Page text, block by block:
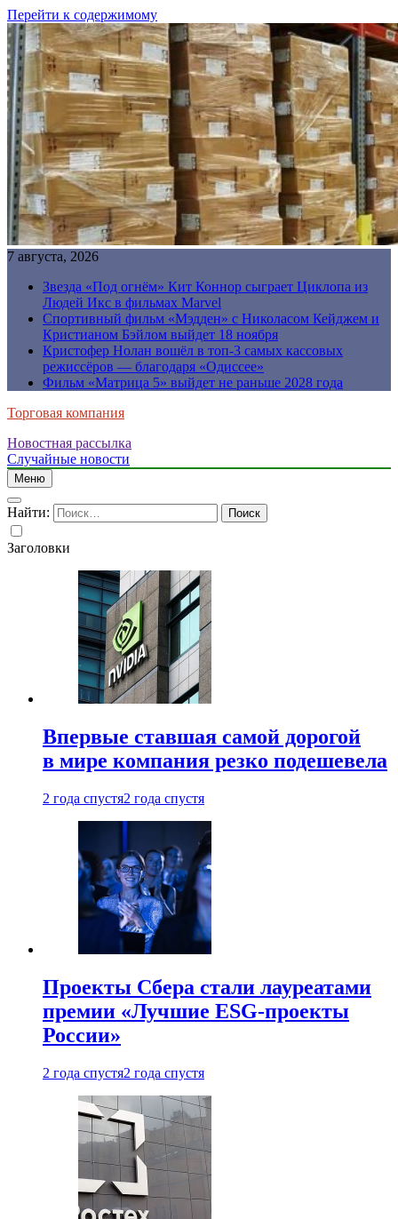
Перейти к содержимому
7 августа, 2026
Звезда «Под огнём» Кит Коннор сыграет Циклопа из
Людей Икс в фильмах Marvel
Спортивный фильм «Мэдден» с Николасом Кейджем и
Кристианом Бэйлом выйдет 18 ноября
Кристофер Нолан вошёл в топ-3 самых кассовых
режиссёров — благодаря «Одиссее»
Фильм «Матрица 5» выйдет не раньше 2028 года
Торговая компания
Новостная рассылка
Случайные новости
Меню
Найти:
Заголовки
Впервые ставшая самой дорогой
в мире компания резко подешевела
2 года спустя2 года спустя
Проекты Сбера стали лауреатами
премии «Лучшие ESG-проекты
России»
2 года спустя2 года спустя